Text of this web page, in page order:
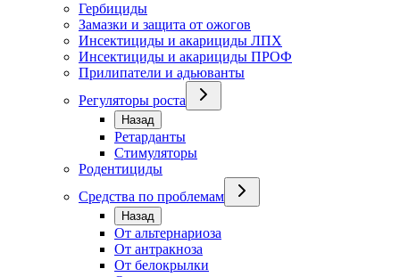
Гербициды
Замазки и защита от ожогов
Инсектициды и акарициды ЛПХ
Инсектициды и акарициды ПРОФ
Прилипатели и адьюванты
Регуляторы роста
Назад
Ретарданты
Стимуляторы
Родентициды
Средства по проблемам
Назад
От альтернариоза
От антракноза
От белокрылки